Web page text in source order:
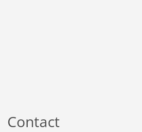
Contact